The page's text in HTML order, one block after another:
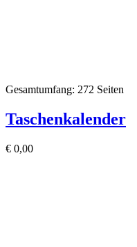
Gesamtumfang: 272 Seiten
Taschenkalender
€ 0,00